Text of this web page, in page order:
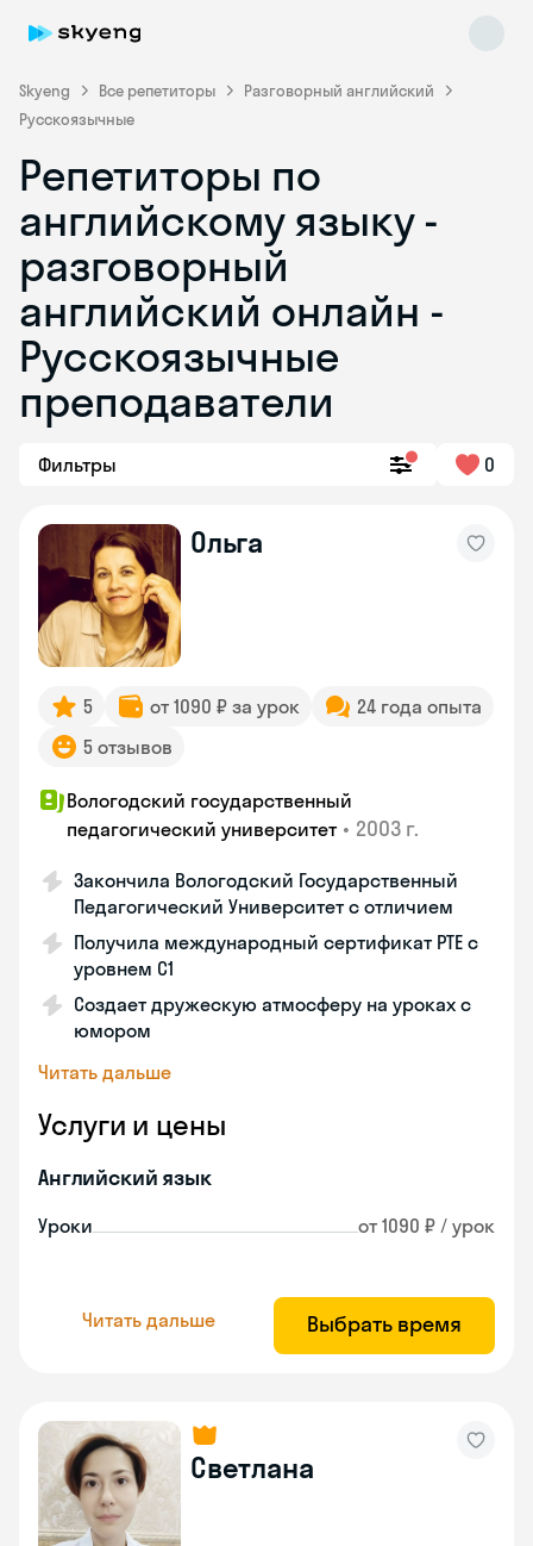
Skyeng Все репетиторы
Разговорный английский
Русскоязычные
Репетиторы по
английскому языку -
разговорный
английский онлайн -
Русскоязычные
преподаватели
Фильтры 0
Ольга
5 от 1090 ₽ за урок
24 года опыта
5 отзывов
Вологодский государственный
педагогический университет • 2003 г.
Закончила Вологодский Государственный
Педагогический Университет с отличием
Получила международный сертификат PTE с
уровнем C1
Создает дружескую атмосферу на уроках с
юмором
Читать дальше
Услуги и цены
Английский язык
Уроки от 1090 ₽ / урок
Читать дальше Выбрать время
Светлана
Skyeng Chat